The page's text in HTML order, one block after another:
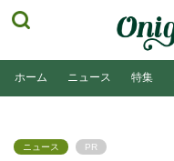
ホーム ニュース 特集
ニュース PR